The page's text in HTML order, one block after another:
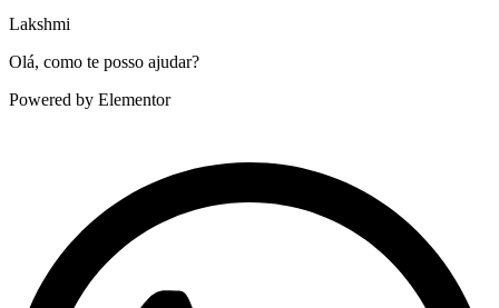
Lakshmi
Olá, como te posso ajudar?
Powered by Elementor